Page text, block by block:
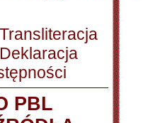
Transliteracja
Deklaracja
PBL